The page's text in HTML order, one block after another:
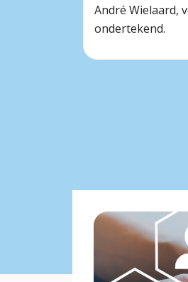
André Wielaard,
ondertekend.